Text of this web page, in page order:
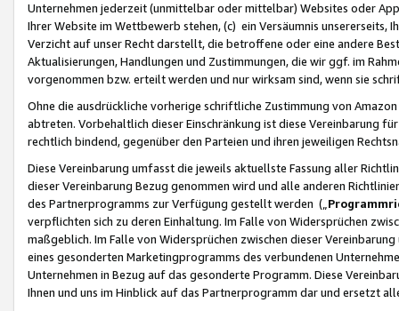
Unternehmen jederzeit (unmittelbar oder mittelbar) Websites oder
Ihrer Website im Wettbewerb stehen, (c) ein Versäumnis unsererseits,
Verzicht auf unser Recht darstellt, die betroffene oder eine andere
Aktualisierungen, Handlungen und Zustimmungen, die wir ggf. im
vorgenommen bzw. erteilt werden und nur wirksam sind, wenn sie
Ohne die ausdrückliche vorherige schriftliche Zustimmung von
abtreten. Vorbehaltlich dieser Einschränkung ist diese Vereinbarung
rechtlich bindend, gegenüber den Parteien und ihren jeweiligen
Diese Vereinbarung umfasst die jeweils aktuellste Fassung aller
dieser Vereinbarung Bezug genommen wird und alle anderen
des Partnerprogramms zur Verfügung gestellt werden („
verpflichten sich zu deren Einhaltung. Im Falle von Widersprüchen
maßgeblich. Im Falle von Widersprüchen zwischen dieser
eines gesonderten Marketingprogramms des verbundenen
Unternehmen in Bezug auf das gesonderte Programm. Diese
Ihnen und uns im Hinblick auf das Partnerprogramm dar und ersetzt